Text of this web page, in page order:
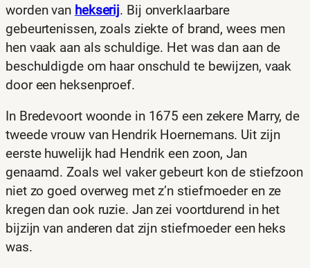
worden van hekserij. Bij onverklaarbare
gebeurtenissen, zoals ziekte of brand, wees men
hen vaak aan als schuldige. Het was dan aan de
beschuldigde om haar onschuld te bewijzen, vaak
door een heksenproef.
In Bredevoort woonde in 1675 een zekere Marry, de
tweede vrouw van Hendrik Hoernemans. Uit zijn
eerste huwelijk had Hendrik een zoon, Jan
genaamd. Zoals wel vaker gebeurt kon de stiefzoon
niet zo goed overweg met z’n stiefmoeder en ze
kregen dan ook ruzie. Jan zei voortdurend in het
bijzijn van anderen dat zijn stiefmoeder een heks
was.